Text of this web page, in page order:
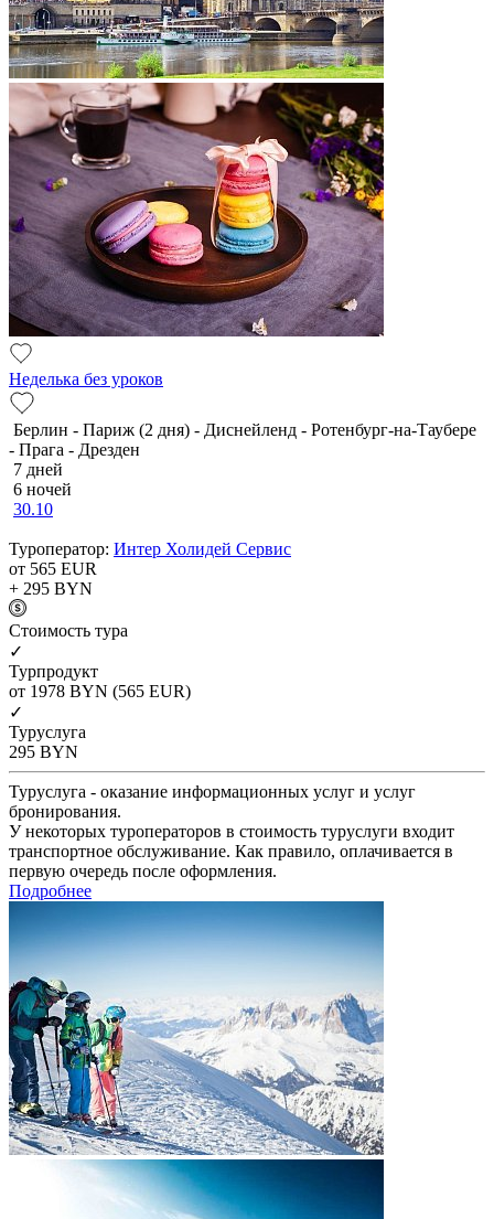
Неделька без уроков
Берлин - Париж (2 дня) - Диснейленд - Ротенбург-на-Таубере
- Прага - Дрезден
7 дней
6 ночей
30.10
Туроператор: Интер Холидей Сервис
от 565 EUR
+ 295 BYN
Cтоимость тура
✓
Турпродукт
от 1978 BYN (565 EUR)
✓
Туруслуга
295 BYN
Туруслуга - оказание информационных услуг и услуг
бронирования.
У некоторых туроператоров в стоимость туруслуги входит
транспортное обслуживание. Как правило, оплачивается в
первую очередь после оформления.
Подробнее